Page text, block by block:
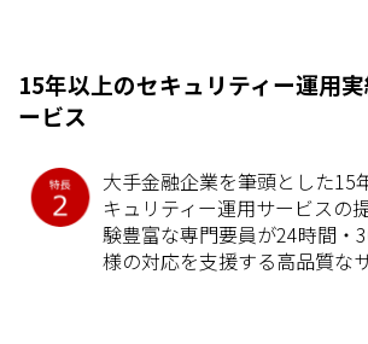
15年以上のセキュリティー運用
ービス
大手金融企業を筆頭とした15
キュリティー運用サービスの
験豊富な専門要員が24時間・
様の対応を支援する高品質な